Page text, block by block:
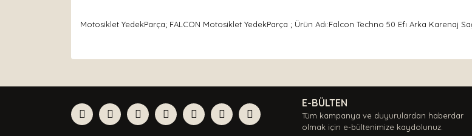
Motosiklet YedekParça; FALCON Motosiklet YedekParça ; Ürün Adı:Falcon Techno 50 Efı Arka Karenaj
Ürün açıklamasında eksik bilgiler bulunuyor.
E-BÜLTEN
Tüm kampanya ve duyurulardan haberdar
olmak için e-bültenimize kaydolunuz.